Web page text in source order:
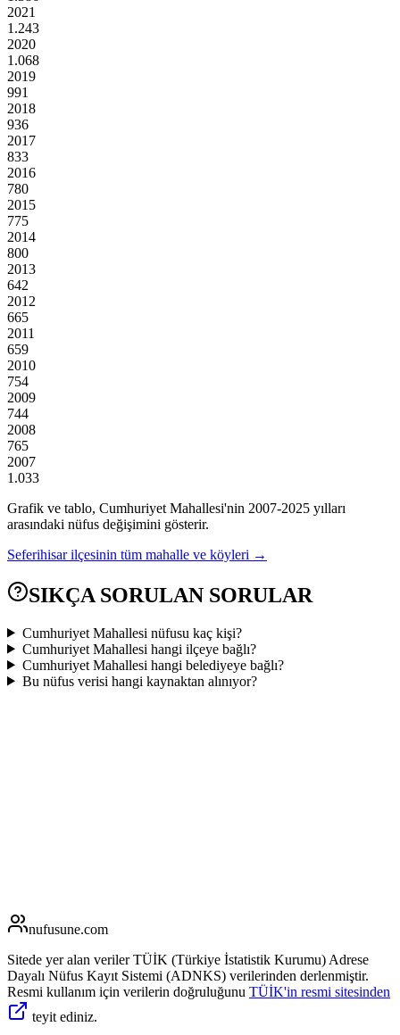
2021
1.243
2020
1.068
2019
991
2018
936
2017
833
2016
780
2015
775
2014
800
2013
642
2012
665
2011
659
2010
754
2009
744
2008
765
2007
1.033
Grafik ve tablo, Cumhuriyet Mahallesi'nin 2007-2025 yılları
arasındaki nüfus değişimini gösterir.
Seferihisar ilçesinin tüm mahalle ve köyleri →
SIKÇA SORULAN SORULAR
Cumhuriyet Mahallesi nüfusu kaç kişi?
Cumhuriyet Mahallesi hangi ilçeye bağlı?
Cumhuriyet Mahallesi hangi belediyeye bağlı?
Bu nüfus verisi hangi kaynaktan alınıyor?
nufusune.com
Sitede yer alan veriler TÜİK (Türkiye İstatistik Kurumu) Adrese
Dayalı Nüfus Kayıt Sistemi (ADNKS) verilerinden derlenmiştir.
Resmi kullanım için verilerin doğruluğunu TÜİK'in resmi sitesinden
teyit ediniz.